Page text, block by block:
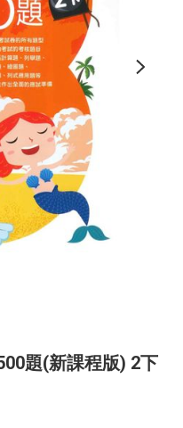
題(新課程版) 2下